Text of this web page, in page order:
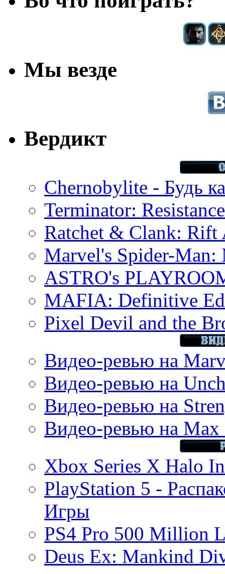
Мы везде
Вердикт
Chernobylite - Будь
Terminator:
Ratchet & Clank: Rift
Marvel's Spider-Man:
ASTRO's
MAFIA: Definitive
Pixel Devil and the
Видео-ревью на
Видео-ревью на
Видео-ревью на
Видео-ревью на Max
Xbox Series X Halo
PlayStation 5 -
Игры
PS4 Pro 500 Million
Deus Ex: Mankind